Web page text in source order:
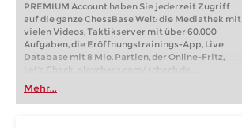
PREMIUM Account haben Sie jederzeit Zugriff
auf die ganze ChessBase Welt: die Mediathek mit
vielen Videos, Taktikserver mit über 60.000
Aufgaben, die Eröffnungstrainings-App, Live
Database mit 8 Mio. Partien, der Online-Fritz,
Let's Check, playchess.com/schach.de, ...
Mehr...